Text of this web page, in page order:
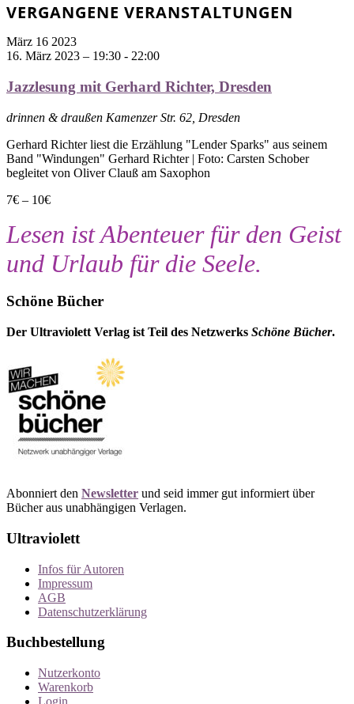
VERGANGENE VERANSTALTUNGEN
März 16 2023
16. März 2023 – 19:30 - 22:00
Jazzlesung mit Gerhard Richter, Dresden
drinnen & draußen Kamenzer Str. 62, Dresden
Gerhard Richter liest die Erzählung "Lender Sparks" aus seinem
Band "Windungen" Gerhard Richter | Foto: Carsten Schober
begleitet von Oliver Clauß am Saxophon
7€ – 10€
Lesen ist Abenteuer für den Geist
und Urlaub für die Seele.
Schöne Bücher
Der Ultraviolett Verlag ist Teil des Netzwerks Schöne Bücher.
Abonniert den Newsletter und seid immer gut informiert über
Bücher aus unabhängigen Verlagen.
Ultraviolett
Infos für Autoren
Impressum
AGB
Datenschutzerklärung
Buchbestellung
Nutzerkonto
Warenkorb
Login